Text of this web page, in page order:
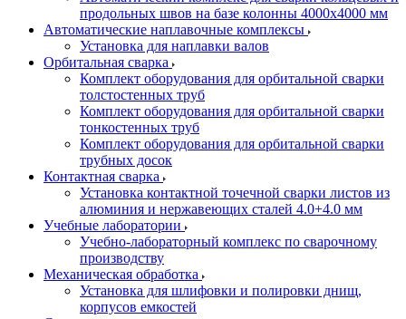
продольных швов на базе колонны 4000x4000 мм
Автоматические наплавочные комплексы
Установка для наплавки валов
Орбитальная сварка
Комплект оборудования для орбитальной сварки
толстостенных труб
Комплект оборудования для орбитальной сварки
тонкостенных труб
Комплект оборудования для орбитальной сварки
трубных досок
Контактная сварка
Установка контактной точечной сварки листов из
алюминия и нержавеющих сталей 4.0+4.0 мм
Учебные лаборатории
Учебно-лабораторный комплекс по сварочному
производству
Механическая обработка
Установка для шлифовки и полировки днищ,
корпусов емкостей